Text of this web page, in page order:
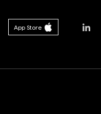
App Store